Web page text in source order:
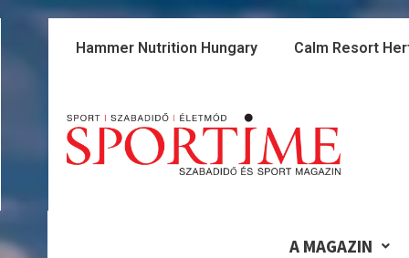
Hammer Nutrition Hungary Calm Resort
A MAGAZIN